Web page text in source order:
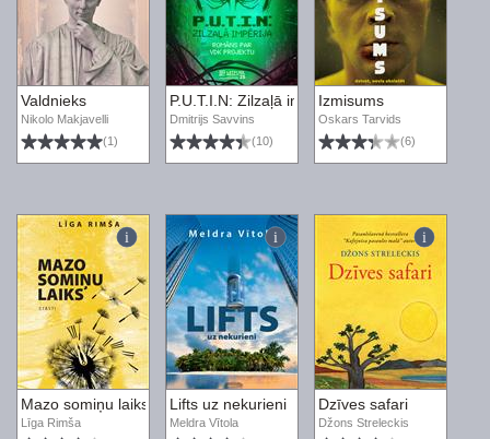
Valdnieks
Nikolo Makjavelli
(1)
P.U.T.I.N: Zilzaļā impērija. Romāns par VDK
Dmitrijs Savvins
(10)
Izmisums
Oskars Tarvids
(6)
Mazo somiņu laiks
Līga Rimša
Lifts uz nekurieni
Meldra Vītola
Dzīves safari
Džons Streleckis